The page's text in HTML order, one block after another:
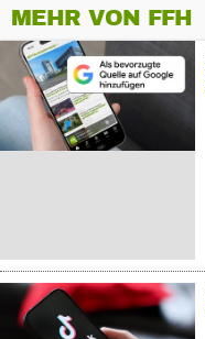
MEHR VON FFH